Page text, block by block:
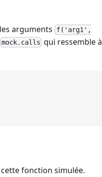
arguments f('arg1',
mock.calls qui ressemble à
fonction simulée.